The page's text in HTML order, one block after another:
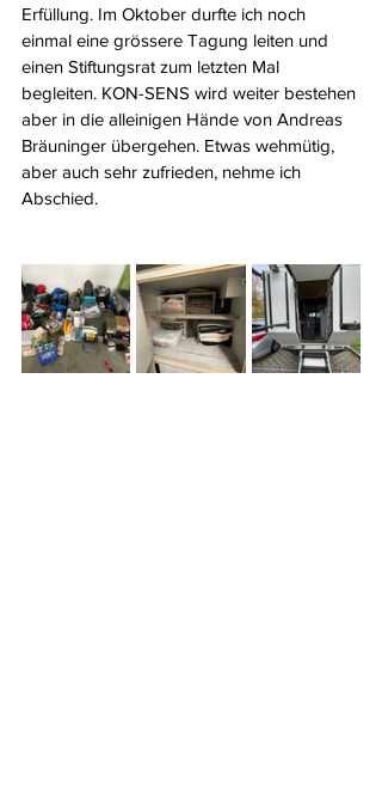
Erfüllung. Im Oktober durfte ich noch
einmal eine grössere Tagung leiten und
einen Stiftungsrat zum letzten Mal
begleiten. KON-SENS wird weiter bestehen
aber in die alleinigen Hände von Andreas
Bräuninger übergehen. Etwas wehmütig,
aber auch sehr zufrieden, nehme ich
Abschied.